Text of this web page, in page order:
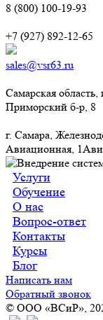
8 (800) 100-19-93
+7 (927) 892-12-65
sales@vsr63.ru
Самарская область,
Приморский б-р, 8
г. Самара,
Авиационная,
Услуги
Обучение
О нас
Вопрос-ответ
Контакты
Курсы
Блог
Написать нам
Обратный звонок
© ООО «ВСиР»,